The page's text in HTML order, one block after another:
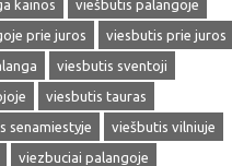
kainos
viešbutis palangoje
prie juros
viesbutis prie juros
viesbutis sventoji
viesbutis tauras
senamiestyje
viešbutis vilniuje
viezbuciai palangoje